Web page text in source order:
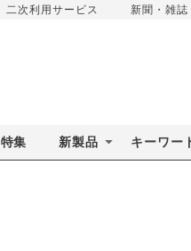
二次利用サービス 新聞・雑誌
特集 新製品 キーワー